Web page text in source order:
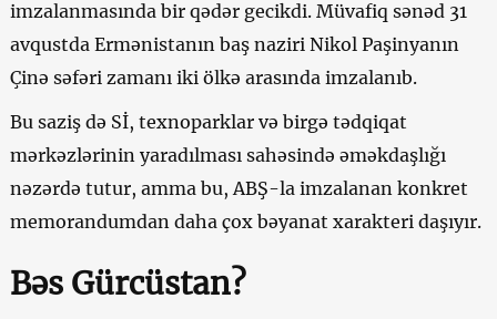
imzalanmasında bir qədər gecikdi. Müvafiq sənəd 31
avqustda Ermənistanın baş naziri Nikol Paşinyanın
Çinə səfəri zamanı iki ölkə arasında imzalanıb.
Bu saziş də Sİ, texnoparklar və birgə tədqiqat
mərkəzlərinin yaradılması sahəsində əməkdaşlığı
nəzərdə tutur, amma bu, ABŞ-la imzalanan konkret
memorandumdan daha çox bəyanat xarakteri daşıyır.
Bəs Gürcüstan?